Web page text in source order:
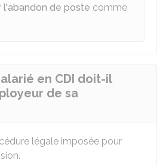
l'abandon de poste comme
en CDI doit-il
de sa
légale imposée pour